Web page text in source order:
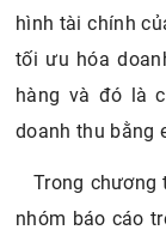
hình tài chính
tối ưu hóa
hàng và đó là
doanh thu bằng
Trong chương
nhóm báo cáo